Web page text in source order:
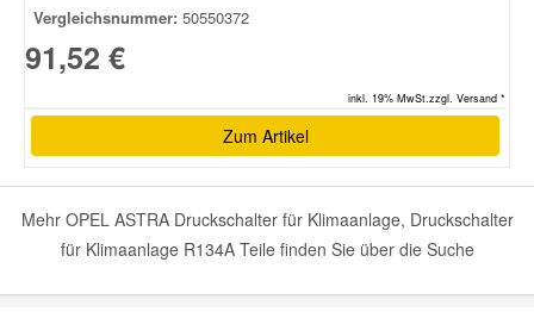
Vergleichsnummer: 50550372
91,52 €
inkl. 19% MwSt.zzgl. Versand *
Zum Artikel
Mehr OPEL ASTRA Druckschalter für Klimaanlage, Druckschalter
für Klimaanlage R134A Teile finden Sie über die Suche